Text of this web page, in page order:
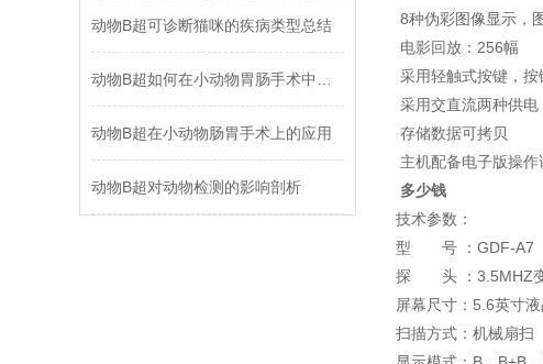
动物B超可诊断猫咪的疾病类型总结
动物B超在小动物肠胃手术上的应用
动物B超对动物检测的影响剖析
8种伪彩图像显示，
电影回放：256幅
采用轻触式按键，按
采用交直流两种供电
存储数据可拷贝
主机配备电子版操
多少钱
技术参数：
型 号 ：GDF-A7
探 头 ：3.5MHZ变
屏幕尺寸：5.6英寸
扫描方式：机械扇扫